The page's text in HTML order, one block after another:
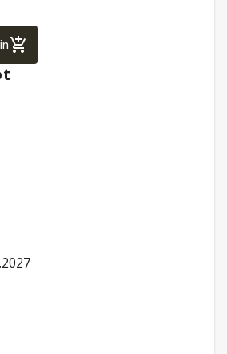
tehokäyttö